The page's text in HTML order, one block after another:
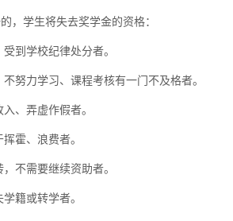
，学生将失去奖学金的资格：
到学校纪律处分者。
努力学习、课程考核有一门不及格者。
、弄虚作假者。
霍、浪费者。
不需要继续资助者。
籍或转学者。